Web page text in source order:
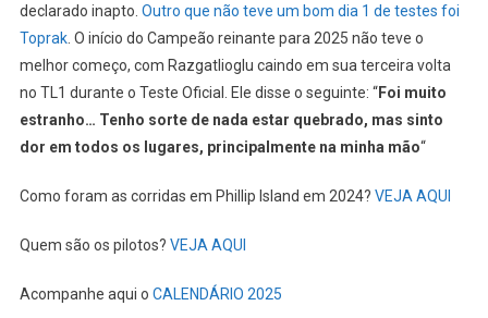
declarado inapto. Outro que não teve um bom dia 1 de testes foi
Toprak. O início do Campeão reinante para 2025 não teve o
melhor começo, com Razgatlioglu caindo em sua terceira volta
no TL1 durante o Teste Oficial. Ele disse o seguinte: “Foi muito
estranho… Tenho sorte de nada estar quebrado, mas sinto
dor em todos os lugares, principalmente na minha mão“
Como foram as corridas em Phillip Island em 2024? VEJA AQUI
Quem são os pilotos? VEJA AQUI
Acompanhe aqui o CALENDÁRIO 2025